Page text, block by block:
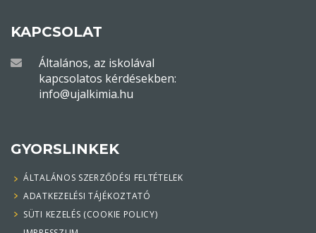
KAPCSOLAT
Általános, az iskolával
kapcsolatos kérdésekben:
info@ujalkimia.hu
GYORSLINKEK
ÁLTALÁNOS SZERZŐDÉSI FELTÉTELEK
ADATKEZELÉSI TÁJÉKOZTATÓ
SÜTI KEZELÉS (COOKIE POLICY)